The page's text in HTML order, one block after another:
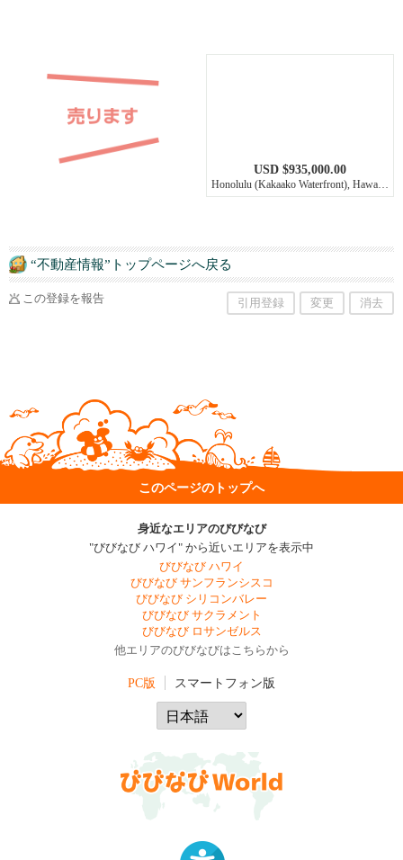
USD $935,000.00
Honolulu (Kakaako Waterfront), Hawaii, 96813-2501
“不動産情報”トップページへ戻る
この登録を報告 引用登録 変更 消去
このページのトップへ
身近なエリアのびびなび
"びびなび ハワイ" から近いエリアを表示中
びびなび ハワイ
びびなび サンフランシスコ
びびなび シリコンバレー
びびなび サクラメント
びびなび ロサンゼルス
他エリアのびびなびはこちらから
PC版 スマートフォン版